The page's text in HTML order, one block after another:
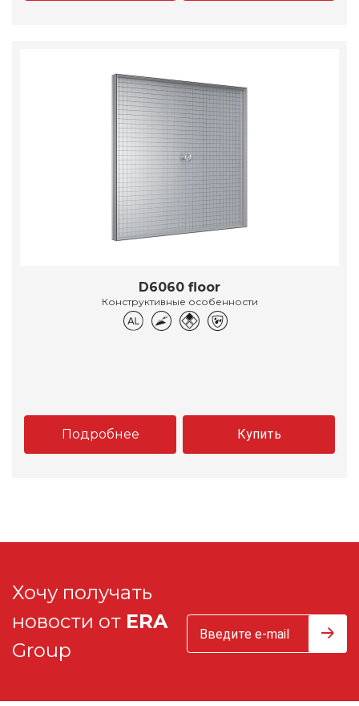
D6060 floor
Конструктивные особенности
Подробнее Купить
Хочу получать
новости от ERA
Group